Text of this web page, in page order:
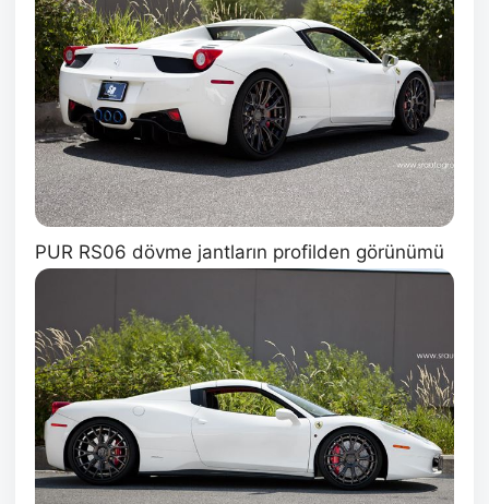
PUR RS06 dövme jantların profilden görünümü